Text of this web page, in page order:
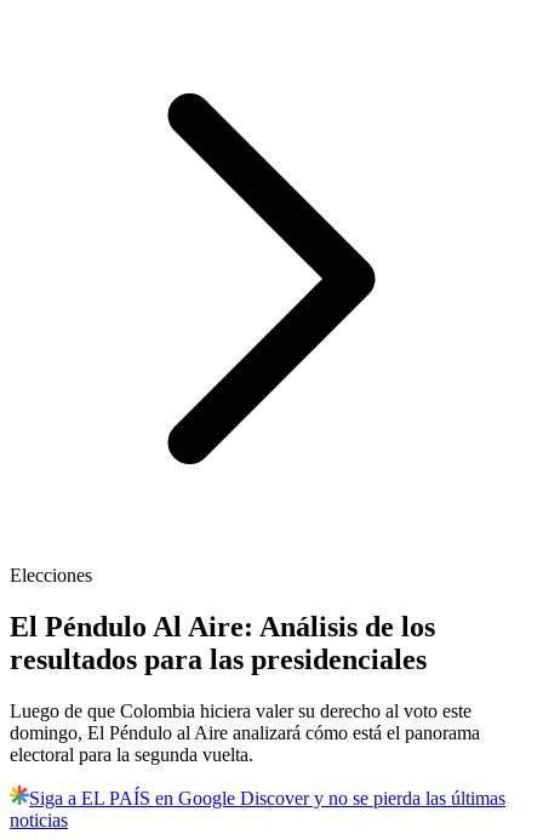
Elecciones
El Péndulo Al Aire: Análisis de los
resultados para las presidenciales
Luego de que Colombia hiciera valer su derecho al voto este
domingo, El Péndulo al Aire analizará cómo está el panorama
electoral para la segunda vuelta.
Siga a EL PAÍS en Google Discover y no se pierda las últimas
noticias